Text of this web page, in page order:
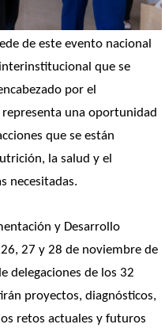
de este evento nacional
que se
por el
representa una oportunidad
que se están
la salud y el
necesitadas.
y Desarrollo
27 y 28 de noviembre de
delegaciones de los 32
proyectos, diagnósticos,
retos actuales y futuros